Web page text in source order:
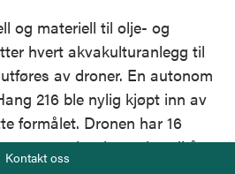
og materiell til olje- og
hvert akvakulturanlegg til
av droner. En autonom
216 ble nylig kjøpt inn av
formålet. Dronen har 16
armer og har kapasitet til å
Kontakt oss